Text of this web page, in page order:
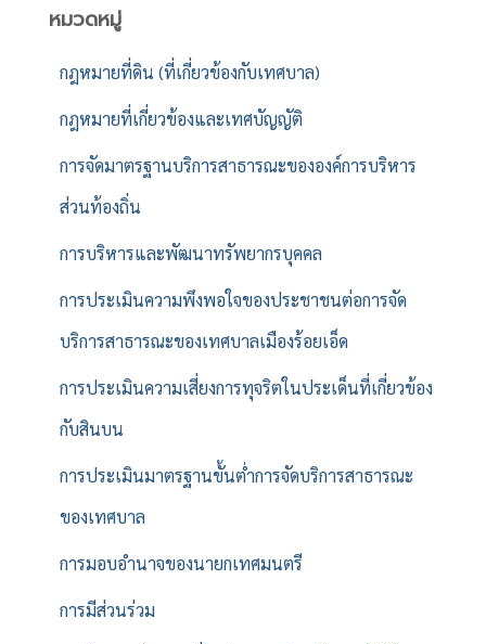
หมวดหมู่
กฎหมายที่ดิน (ที่เกี่ยวข้องกับเทศบาล)
กฎหมายที่เกี่ยวข้องและเทศบัญญัติ
การจัดมาตรฐานบริการสาธารณะขององค์การบริหาร
ส่วนท้องถิ่น
การบริหารและพัฒนาทรัพยากรบุคคล
การประเมินความพึงพอใจของประชาชนต่อการจัด
บริการสาธารณะของเทศบาลเมืองร้อยเอ็ด
การประเมินความเสี่ยงการทุจริตในประเด็นที่เกี่ยวข้อง
กับสินบน
การประเมินมาตรฐานขั้นต่ำการจัดบริการสาธารณะ
ของเทศบาล
การมอบอำนาจของนายกเทศมนตรี
การมีส่วนร่วม